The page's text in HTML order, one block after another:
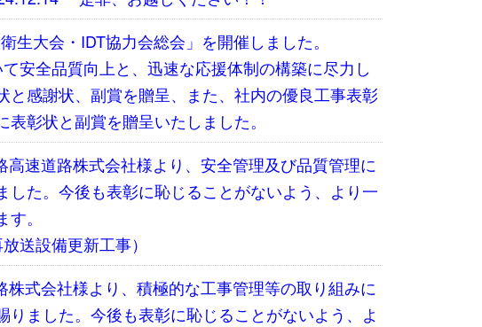
生大会・IDT協力会総会」を開催しました。
安全品質向上と、迅速な応援体制の構築に尽力し
と感謝状、副賞を贈呈、また、社内の優良工事表彰
彰状と副賞を贈呈いたしました。
速道路株式会社様より、安全管理及び品質管理に
した。今後も表彰に恥じることがないよう、より一
。
送設備更新工事）
式会社様より、積極的な工事管理等の取り組みに
ました。今後も表彰に恥じることがないよう、よ